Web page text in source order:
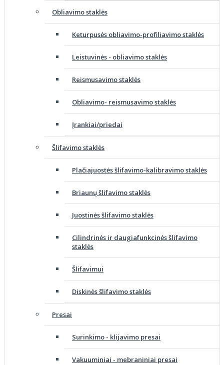
Obliavimo staklės
Keturpusės obliavimo-profiliavimo staklės
Leistuvinės - obliavimo staklės
Reismusavimo staklės
Obliavimo- reismusavimo staklės
Įrankiai/priedai
Šlifavimo staklės
Plačiajuostės šlifavimo-kalibravimo staklės
Briaunų šlifavimo staklės
Juostinės šlifavimo staklės
Cilindrinės ir daugiafunkcinės šlifavimo
staklės
Šlifavimui
Diskinės šlifavimo staklės
Presai
Surinkimo - klijavimo presai
Vakuuminiai - mebraniniai presai